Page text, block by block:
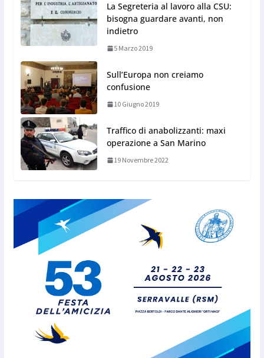
La Segreteria al lavoro alla CSU:
bisogna guardare avanti, non
indietro
5 Marzo 2019
Sull’Europa non creiamo
confusione
10 Giugno 2019
Traffico di anabolizzanti: maxi
operazione a San Marino
19 Novembre 2022